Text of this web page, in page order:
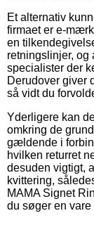
Et alternativ
firmaet er e-
en
retningslinjer, og
specialister der
Derudover giver
så vidt du
Yderligere kan
omkring de
gældende i
hvilken returret
desuden vigtigt,
kvittering,
MAMA Signet
du søger en